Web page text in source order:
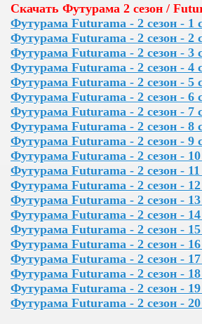
Скачать Футурама 2 сезон /
Футурама Futurama - 2 сезон - 1
Футурама Futurama - 2 сезон - 2
Футурама Futurama - 2 сезон - 3
Футурама Futurama - 2 сезон - 4
Футурама Futurama - 2 сезон - 5
Футурама Futurama - 2 сезон - 6
Футурама Futurama - 2 сезон - 7
Футурама Futurama - 2 сезон - 8
Футурама Futurama - 2 сезон - 9
Футурама Futurama - 2 сезон -
Футурама Futurama - 2 сезон - 11
Футурама Futurama - 2 сезон -
Футурама Futurama - 2 сезон -
Футурама Futurama - 2 сезон -
Футурама Futurama - 2 сезон -
Футурама Futurama - 2 сезон -
Футурама Futurama - 2 сезон -
Футурама Futurama - 2 сезон -
Футурама Futurama - 2 сезон -
Футурама Futurama - 2 сезон -